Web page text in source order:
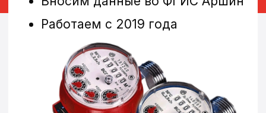
Спецпредложение до 30
Поверка счётчика воды 500